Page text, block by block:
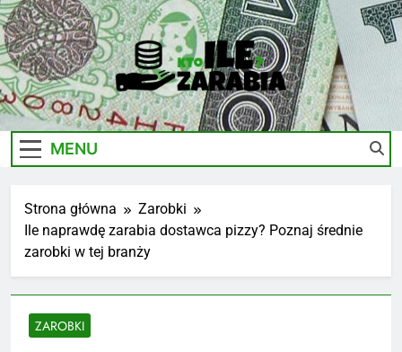
Skip
to
content
Ile-
Zarabia.edu.pl
Zarobki Gwiazd, Ciekawostki I Biznes
MENU
Strona główna
Zarobki
Ile naprawdę zarabia dostawca pizzy? Poznaj średnie
zarobki w tej branży
ZAROBKI